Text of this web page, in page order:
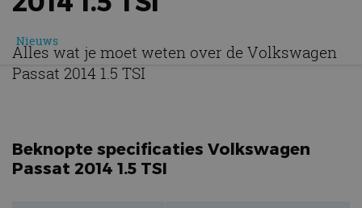
Nieuws
Alles wat je moet weten over de Volkswagen
Passat 2014 1.5 TSI
Beknopte specificaties Volkswagen
Passat 2014 1.5 TSI